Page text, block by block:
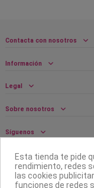
Contacta con nosotros
Información
Legal
Sobre nosotros
Síguenos
Boletín
Esta tienda te pide
rendimiento, redes
las cookies
funciones de redes